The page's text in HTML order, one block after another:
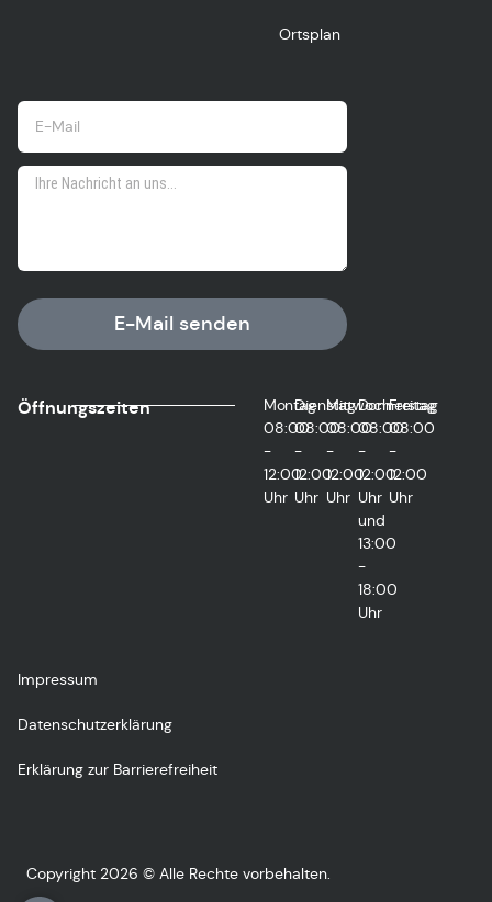
Ortsplan
E-Mail senden
Öffnungszeiten
Montag
08:00
-
12:00
Uhr
Dienstag
08:00
-
12:00
Uhr
Mittwoch
08:00
-
12:00
Uhr
Donnerstag
08:00
-
12:00
Uhr
und
13:00
-
18:00
Uhr
Freitag
08:00
-
12:00
Uhr
Impressum
Datenschutzerklärung
Erklärung zur Barrierefreiheit
Copyright 2026 © Alle Rechte vorbehalten.